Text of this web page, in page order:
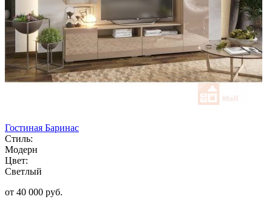
Гостиная Баринас
Стиль:
Модерн
Цвет:
Светлый
от 40 000 руб.